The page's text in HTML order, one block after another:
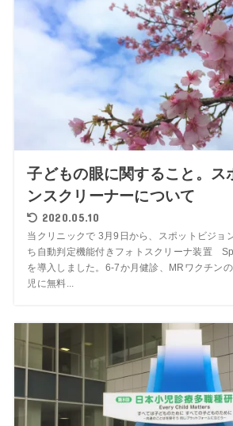
子どもの眼に関すること。ス
ンスクリーナーについて
2020.05.10
当クリニックで 3月9日から、スポットビジョ
ち自動判定機能付きフォトスクリーナ装置
を導入しました。6-7か月健診、MRワクチン
児に無料...